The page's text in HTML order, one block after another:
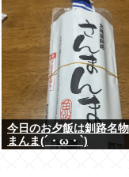
今日のお夕飯は釧路名
まんま(´・ω・`)